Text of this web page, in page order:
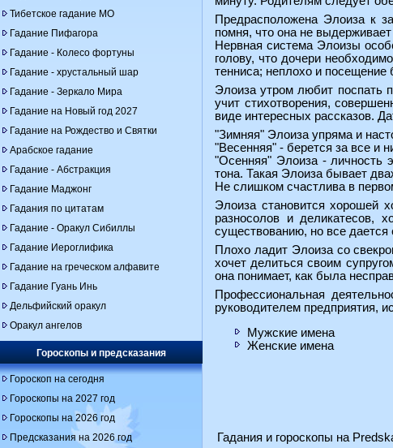
Предрасположена Элоиза к
помня, что она не
Нервная система Элоизы
голову, что дочери
тенниса; неплохо и посещение
Элоиза утром любит поспать
учит стихотворения,
виде интересных рассказов.
"Зимняя" Элоиза упряма и
"Весенняя" - берется за все и
"Осенняя" Элоиза - личность
тона. Такая Элоиза бывает
Не слишком счастлива в
Элоиза становится хорошей
разносолов и деликатесов,
существованию, но все
Плохо ладит Элоиза со
хочет делиться своим
она понимает, как была
Профессиональная
руководителем предприятия,
Мужские имена
Женские имена
Тибетское гадание МО
Гадание Пифагора
Гадание - Колесо фортуны
Гадание - хрустальный шар
Гадание - Зеркало Мира
Гадание на Новый год 2027
Гадание на Рождество и Святки
Арабское гадание
Гадание - Абстракция
Гадание Маджонг
Гадания по цитатам
Гадание - Оракул Сибиллы
Гадание Иероглифика
Гадание на греческом алфавите
Гадание Гуань Инь
Дельфийский оракул
Оракул ангелов
Гороскопы и предсказания
Гороскоп на сегодня
Гороскопы на 2027 год
Гороскопы на 2026 год
Предсказания на 2026 год
Гадания и гороскопы на